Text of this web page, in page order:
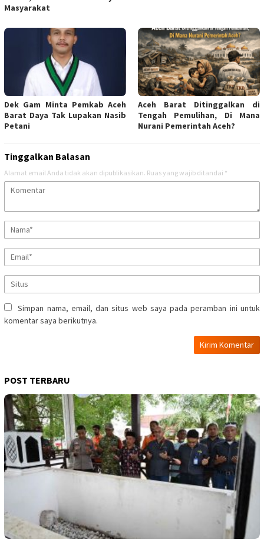
Masyarakat
Dek Gam Minta Pemkab Aceh
Barat Daya Tak Lupakan Nasib
Petani
Aceh Barat Ditinggalkan di
Tengah Pemulihan, Di Mana
Nurani Pemerintah Aceh?
Tinggalkan Balasan
Alamat email Anda tidak akan dipublikasikan. Ruas yang wajib ditandai *
Simpan nama, email, dan situs web saya pada peramban ini untuk
komentar saya berikutnya.
POST TERBARU